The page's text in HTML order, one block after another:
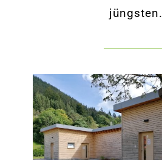
jüngsten.